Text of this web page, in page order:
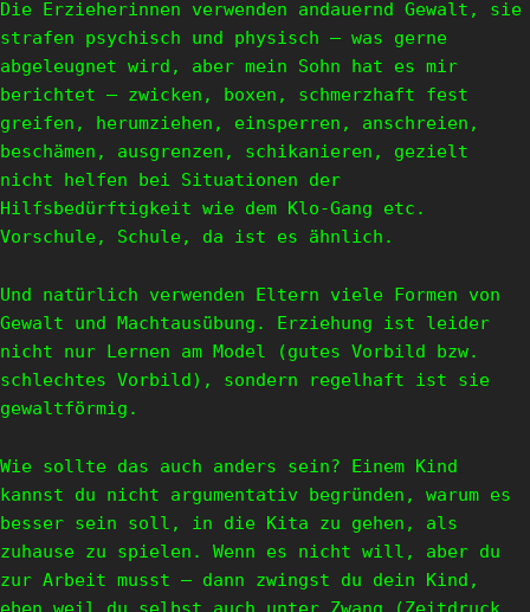
Die Erzieherinnen verwenden andauernd Gewalt, sie
strafen psychisch und physisch – was gerne
abgeleugnet wird, aber mein Sohn hat es mir
berichtet – zwicken, boxen, schmerzhaft fest
greifen, herumziehen, einsperren, anschreien,
beschämen, ausgrenzen, schikanieren, gezielt
nicht helfen bei Situationen der
Hilfsbedürftigkeit wie dem Klo-Gang etc.
Vorschule, Schule, da ist es ähnlich.
Und natürlich verwenden Eltern viele Formen von
Gewalt und Machtausübung. Erziehung ist leider
nicht nur Lernen am Model (gutes Vorbild bzw.
schlechtes Vorbild), sondern regelhaft ist sie
gewaltförmig.
Wie sollte das auch anders sein? Einem Kind
kannst du nicht argumentativ begründen, warum es
besser sein soll, in die Kita zu gehen, als
zuhause zu spielen. Wenn es nicht will, aber du
zur Arbeit musst – dann zwingst du dein Kind,